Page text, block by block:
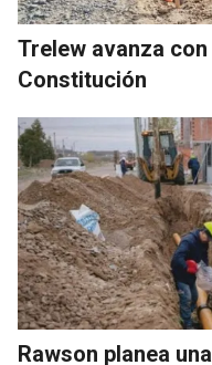
Trelew avanza
Constitución
Rawson planea